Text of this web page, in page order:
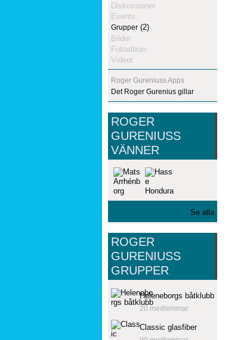
Diskussioner
Events
Grupper (2)
Bilder
Fotoalbum
Videor
Roger Gureniuss Apps
Det Roger Gurenius gillar
ROGER
GURENIUSS
VÄNNER
Se alla
ROGER
GURENIUSS
GRUPPER
Heleneborgs båtklubb
20 medlemmar
Classic glasfiber